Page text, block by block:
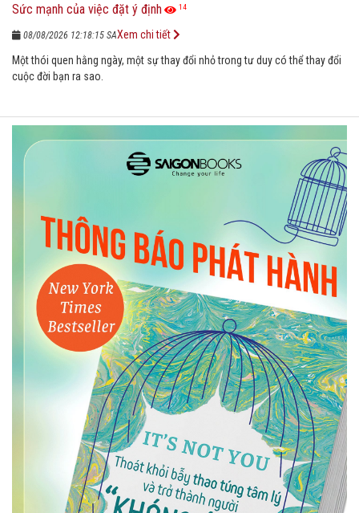
Sức mạnh của việc đặt ý định 14
08/08/2026 12:18:15 SA
Một thói quen hằng ngày, một sự thay đổi nhỏ trong tư duy có thể thay đổi
cuộc đời bạn ra sao.
Xem chi tiết